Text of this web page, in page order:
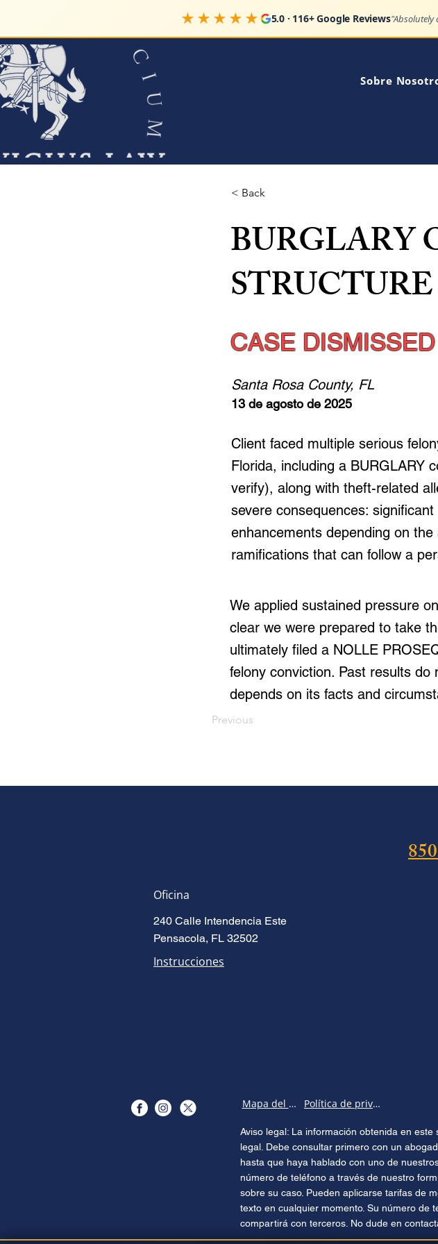
★★★★★ 5.0 · 116+ Google Reviews"Very
Sobre
< Back
BURGLARY
STRUCTURE
CASE
Santa Rosa County, FL
13 de agosto de 2025
Client faced multiple serious
Florida, including a BURGLARY
verify), along with theft-related
severe consequences:
enhancements depending on
ramifications that can follow a
We applied sustained pressure
clear we were prepared to take
ultimately filed a NOLLE
felony conviction. Past results
depends on its facts and
Previous
Oficina
240 Calle Intendencia Este
Pensacola, FL 32502
Instrucciones
Mapa del sitio Política de privacidad
Aviso legal: La información obtenida en
legal. Debe consultar primero con un
hasta que haya hablado con uno de
número de teléfono a través de nuestro
sobre su caso. Pueden aplicarse tarifas de
texto en cualquier momento. Su número de
compartirá con terceros. No dude en